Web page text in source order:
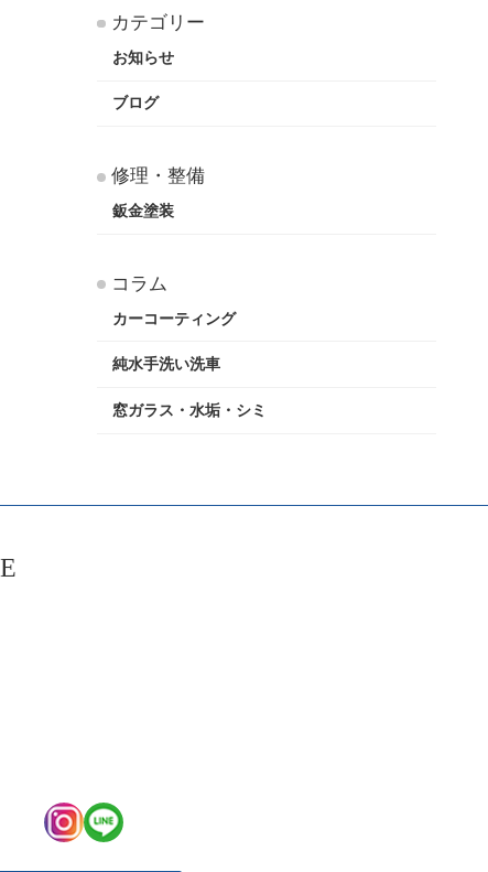
カテゴリー
お知らせ
ブログ
修理・整備
鈑金塗装
コラム
カーコーティング
純水手洗い洗車
窓ガラス・水垢・シミ